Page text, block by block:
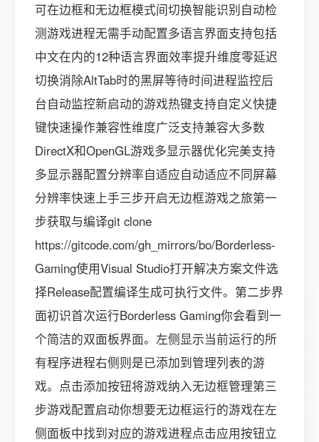
可在边框和无边框模式间切换智能识别自动检
测游戏进程无需手动配置多语言界面支持包括
中文在内的12种语言界面效率提升维度零延迟
切换消除AltTab时的黑屏等待时间进程监控后
台自动监控新启动的游戏热键支持自定义快捷
键快速操作兼容性维度广泛支持兼容大多数
DirectX和OpenGL游戏多显示器优化完美支持
多显示器配置分辨率自适应自动适应不同屏幕
分辨率快速上手三步开启无边框游戏之旅第一
步获取与编译git clone
https://gitcode.com/gh_mirrors/bo/Borderless-
Gaming使用Visual Studio打开解决方案文件选
择Release配置编译生成可执行文件。第二步界
面初识首次运行Borderless Gaming你会看到一
个简洁的双面板界面。左侧显示当前运行的所
有程序进程右侧则是已添加到管理列表的游
戏。点击添加按钮将游戏纳入无边框管理第三
步游戏配置启动你想要无边框运行的游戏在左
侧面板中找到对应的游戏进程点击应用按钮立